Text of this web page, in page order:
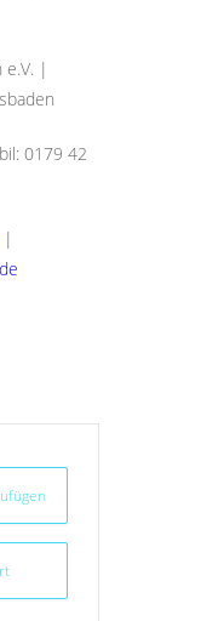
e.V. |
0179 42
|